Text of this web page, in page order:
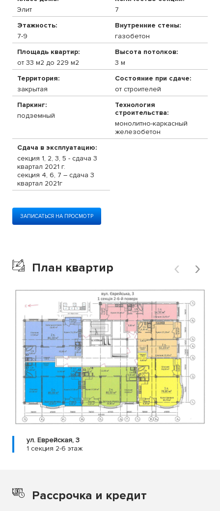
Элит
Сдача в эксплуатацию:
секция 1, 2, 3, 5 - сдача 3
квартал 2021 г.
секция 4, 6, 7 – сдача 3
квартал 2021г
7
Этажность:
7-9
Внутренние стены:
газобетон
Технология
строительства:
монолитно-каркасный
железобетон
Площадь квартир:
от 33 м2 до 229 м2
Высота потолков:
3 м
Территория:
закрытая
Состояние при сдаче:
от строителей
Паркинг:
подземный
ЗАПИСАТЬСЯ НА ПРОСМОТР
План квартир
ул. Еврейская, 3
1 секция 2-6 этаж
‹ ›
Рассрочка и кредит